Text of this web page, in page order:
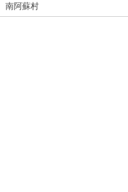
南阿蘇村